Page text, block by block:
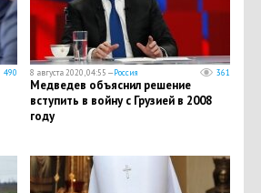
490 8 августа 2020, 04:55 —Россия 361
Медведев объяснил решение
вступить в войну с Грузией в 2008
году